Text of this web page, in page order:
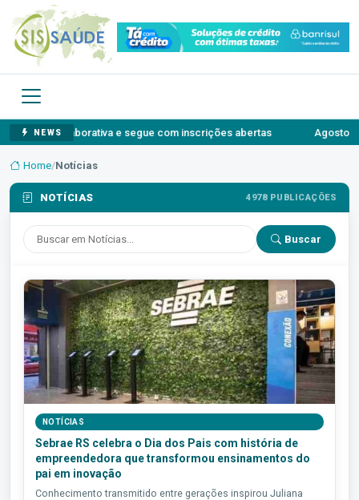
NEWS
e segue com inscrições abertas Agosto Lilás: o
Home/Notícias
NOTÍCIAS 4978 PUBLICAÇÕES
Buscar
NOTÍCIAS
Sebrae RS celebra o Dia dos Pais com história de
empreendedora que transformou ensinamentos do
pai em inovação
Conhecimento transmitido entre gerações inspirou Juliana